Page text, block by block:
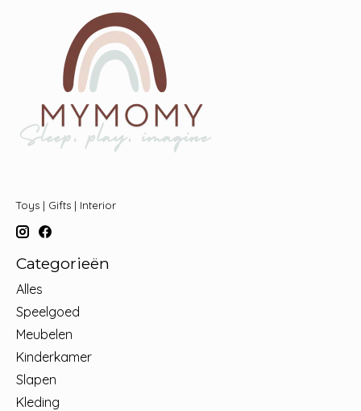
Toys | Gifts | Interior
Categorieën
Alles
Speelgoed
Meubelen
Kinderkamer
Slapen
Kleding